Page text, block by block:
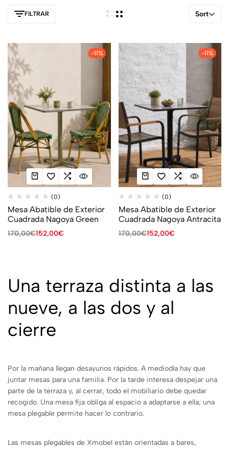
FILTRAR Sort
-11%
(0)
Mesa Abatible de Exterior
Cuadrada Nagoya Green
170,00€152,00€
-11%
(0)
Mesa Abatible de Exterior
Cuadrada Nagoya Antracita
170,00€152,00€
Una terraza distinta a las
nueve, a las dos y al
cierre
Por la mañana llegan desayunos rápidos. A mediodía hay que
juntar mesas para una familia. Por la tarde interesa despejar una
parte de la terraza y, al cerrar, todo el mobiliario debe quedar
recogido. Una mesa fija obliga al espacio a adaptarse a ella; una
mesa plegable permite hacer lo contrario.
Las mesas plegables de Xmobel están orientadas a bares,